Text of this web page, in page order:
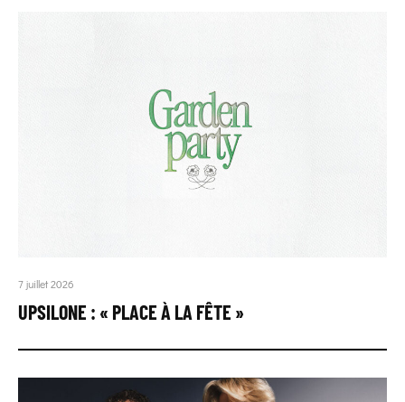
7 juillet 2026
UPSILONE : « PLACE À LA FÊTE »